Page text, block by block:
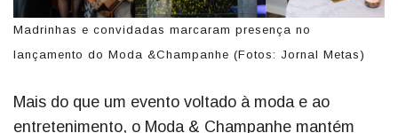
Madrinhas e convidadas marcaram presença no
lançamento do Moda &Champanhe (Fotos: Jornal Metas)
Mais do que um evento voltado à moda e ao
entretenimento, o Moda & Champanhe mantém